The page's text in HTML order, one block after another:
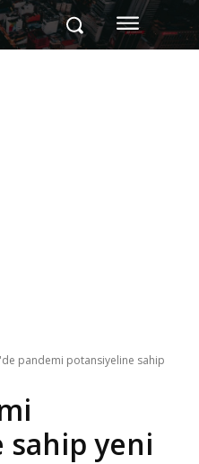
pandemi potansiyeline sahip
yeni